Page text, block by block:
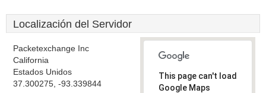
Localización del Servidor
Packetexchange Inc
California
Estados Unidos
37.300275, -93.339844
This page can't load
Google Maps